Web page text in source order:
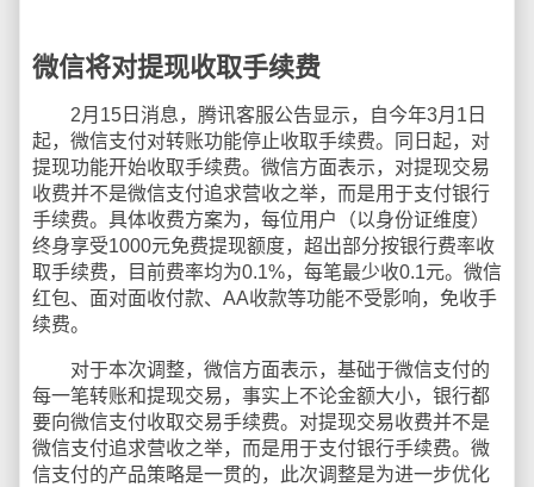
微信将对提现收取手续费
2月15日消息，腾讯客服公告显示，自今年3月1日
起，微信支付对转账功能停止收取手续费。同日起，对
提现功能开始收取手续费。微信方面表示，对提现交易
收费并不是微信支付追求营收之举，而是用于支付银行
手续费。具体收费方案为，每位用户（以身份证维度）
终身享受1000元免费提现额度，超出部分按银行费率收
取手续费，目前费率均为0.1%，每笔最少收0.1元。微信
红包、面对面收付款、AA收款等功能不受影响，免收手
续费。
对于本次调整，微信方面表示，基础于微信支付的
每一笔转账和提现交易，事实上不论金额大小，银行都
要向微信支付收取交易手续费。对提现交易收费并不是
微信支付追求营收之举，而是用于支付银行手续费。微
信支付的产品策略是一贯的，此次调整是为进一步优化